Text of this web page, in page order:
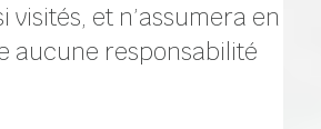
visités, et n’assumera en
aucune responsabilité